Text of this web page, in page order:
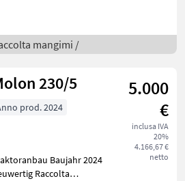
mangimi /
230/5
5.000
€
inclusa IVA
20%
4.166,67 €
netto
prod. 2024
Baujahr 2024
Raccolta